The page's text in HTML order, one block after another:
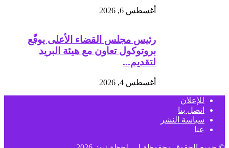
أغسطس 6, 2026
رئيس مجلس القضاء الأعلى يوقّع
بروتوكول تعاون مع هيئة البريد
لتقديم...
أغسطس 4, 2026
للإعلان
اتصل بنا
سياسة النشر
عنا